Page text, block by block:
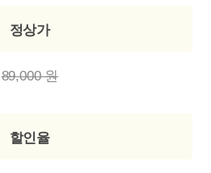
정상가
89,000 원
할인율